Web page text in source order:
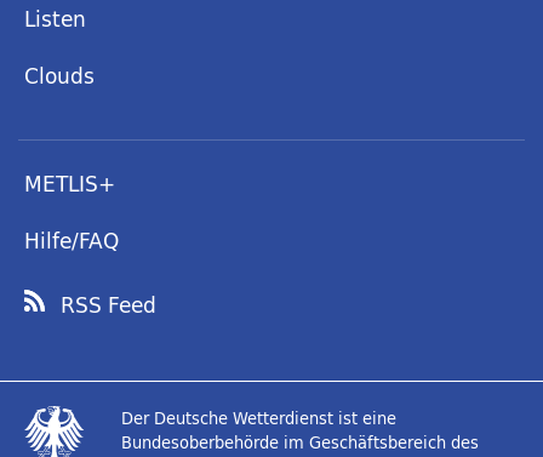
Listen
Clouds
METLIS+
Hilfe/FAQ
RSS Feed
Der Deutsche Wetterdienst ist eine
Bundesoberbehörde im Geschäftsbereich des